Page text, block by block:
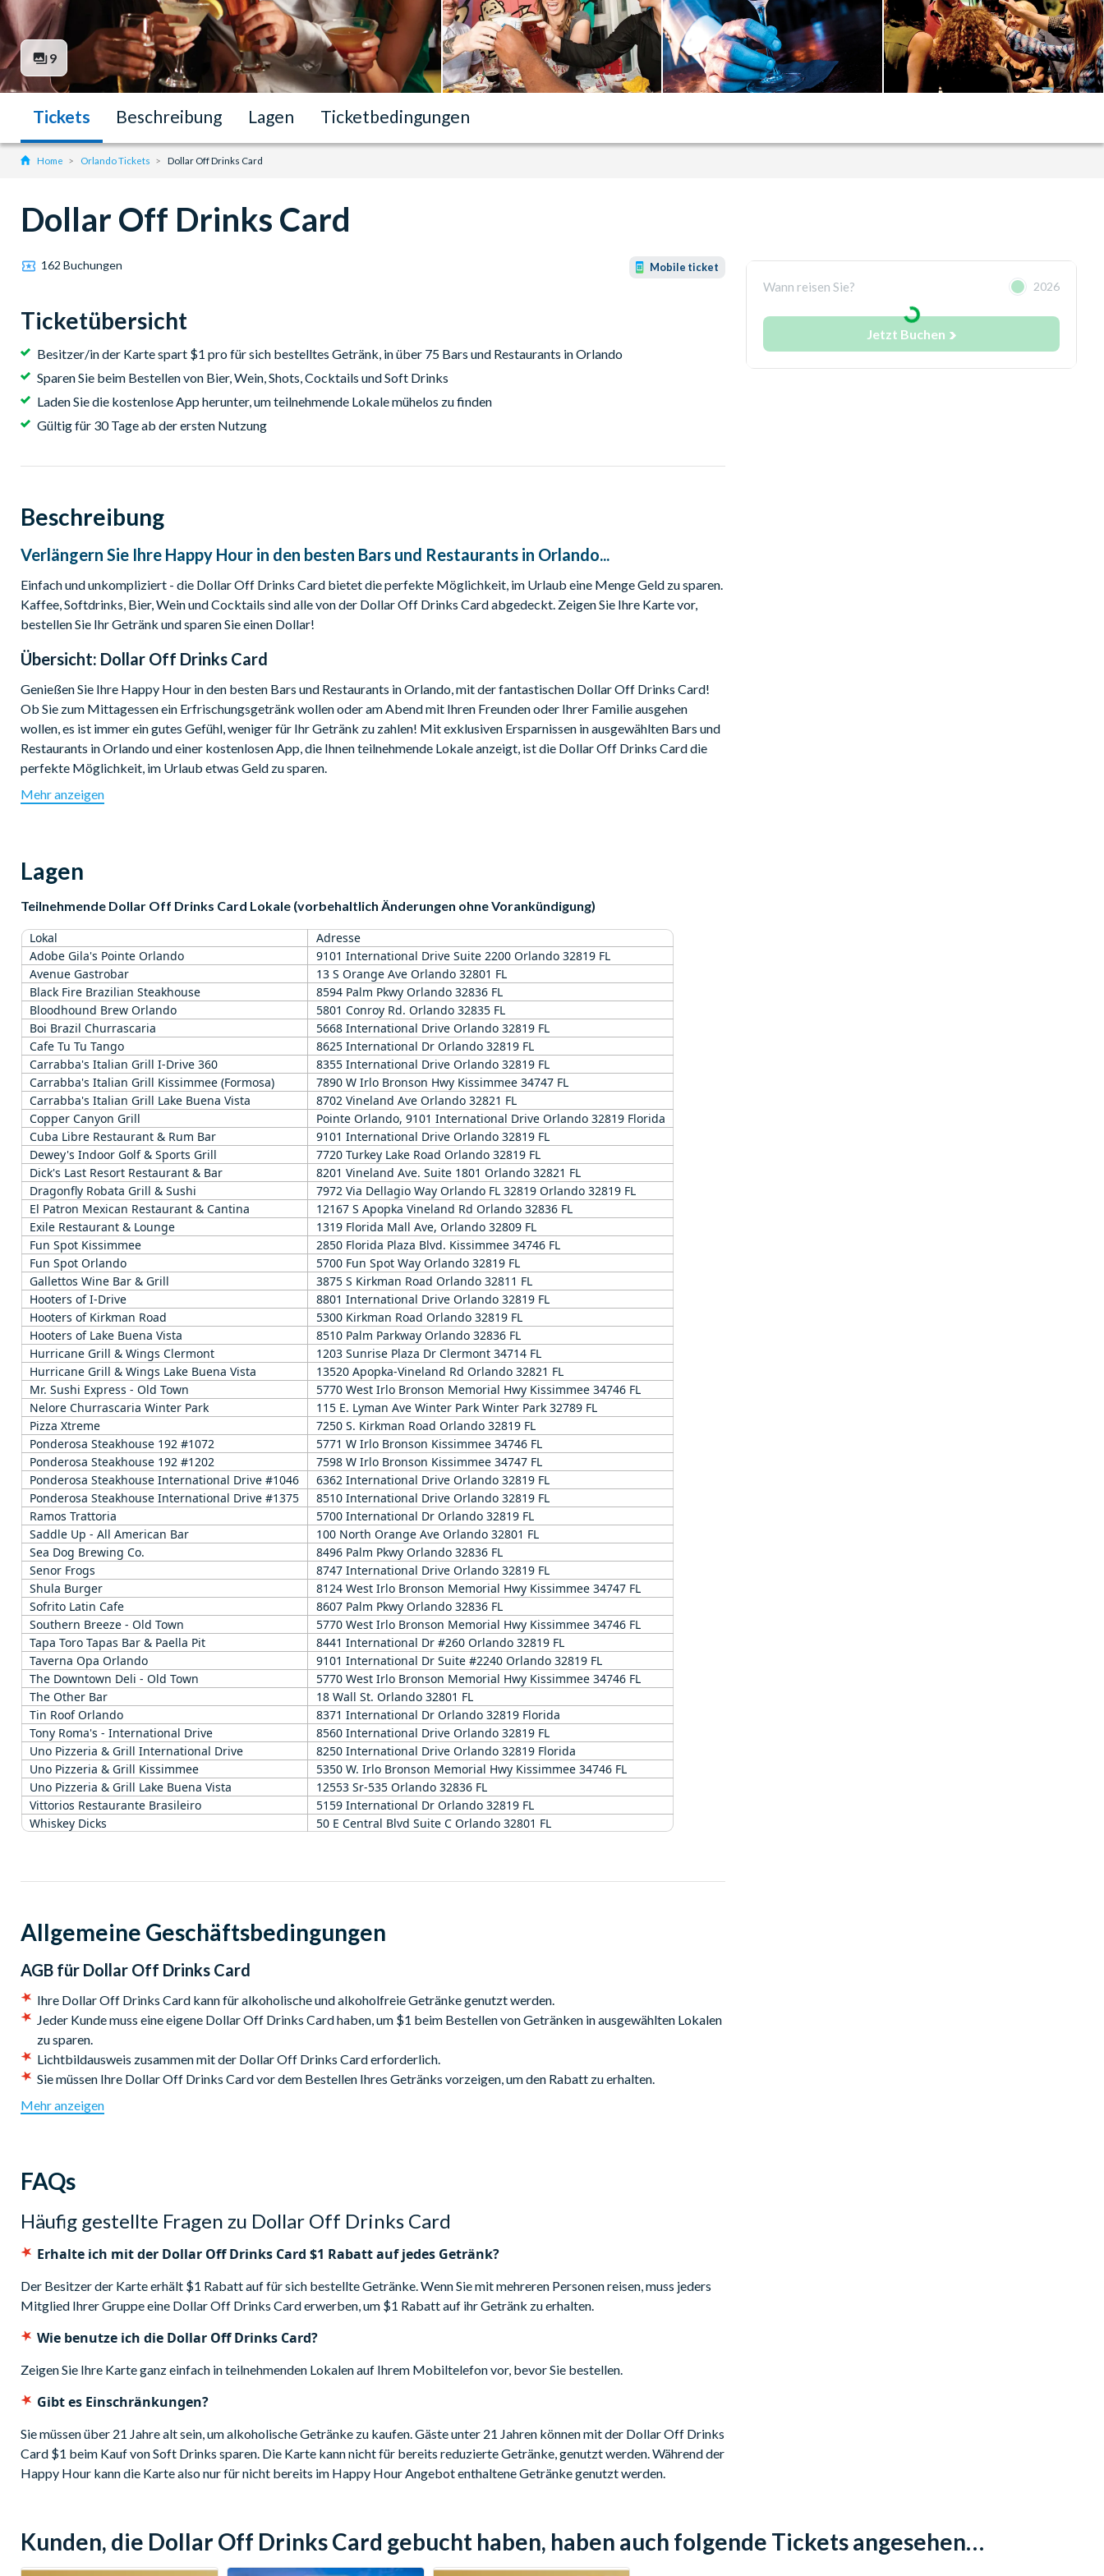
9
Tickets Beschreibung Lagen Ticketbedingungen
Home Orlando Tickets Dollar Off Drinks Card
Dollar Off Drinks Card
162 Buchungen Mobile ticket
Ticketübersicht
Besitzer/in der Karte spart $1 pro für sich bestelltes Getränk, in über 75 Bars und Restaurants in Orlando
Sparen Sie beim Bestellen von Bier, Wein, Shots, Cocktails und Soft Drinks
Laden Sie die kostenlose App herunter, um teilnehmende Lokale mühelos zu finden
Gültig für 30 Tage ab der ersten Nutzung
Wann reisen Sie? 2026
Jetzt Buchen
Beschreibung
Verlängern Sie Ihre Happy Hour in den besten Bars und Restaurants in Orlando...
Einfach und unkompliziert - die Dollar Off Drinks Card bietet die perfekte Möglichkeit, im Urlaub eine Menge Geld zu sparen.
Kaffee, Softdrinks, Bier, Wein und Cocktails sind alle von der Dollar Off Drinks Card abgedeckt. Zeigen Sie Ihre Karte vor,
bestellen Sie Ihr Getränk und sparen Sie einen Dollar!
Übersicht: Dollar Off Drinks Card
Genießen Sie Ihre Happy Hour in den besten Bars und Restaurants in Orlando, mit der fantastischen Dollar Off Drinks Card!
Ob Sie zum Mittagessen ein Erfrischungsgetränk wollen oder am Abend mit Ihren Freunden oder Ihrer Familie ausgehen
wollen, es ist immer ein gutes Gefühl, weniger für Ihr Getränk zu zahlen! Mit exklusiven Ersparnissen in ausgewählten Bars und
Restaurants in Orlando und einer kostenlosen App, die Ihnen teilnehmende Lokale anzeigt, ist die Dollar Off Drinks Card die
perfekte Möglichkeit, im Urlaub etwas Geld zu sparen.
Zeigen Sie Ihre Karte vor und sparen Sie einen Dollar! Die Dollar Off Drinks Card ist in über 75 fantastischen Bars und
sparen Sie drei Dollar. So einfach ist es - wiederholen Sie dies so oft Sie wollen während Ihres Urlaubs!
über 75 teilnehmenden Lokalen in Orlando. Kaufen Sie eine Dollar Off Drinks Karte für jedes Familienmitglied und alle
werden $1 pro Getränk sparen!
Highlights
Der/Die Besitzer/in der Karte spart $1 auf jedes für sich bestellte Getränk in 75 Bars und Restaurants in Orlando
Das Angebot gilt für Bier, Wein, Shots, Cocktails und Softdrinks
Laden Sie die kostenlose App herunter, um teilnehmende Lokale zu finden
Zeigen Sie Ihre Dollar Off Drinks Card vor, bevor Sie Ihr Getränk bestellen
Die Dollar Off Drinks Card ist ab der ersten Nutzung für 30 Tage gültig
Unbegrenztes Sparpotenzial
Mehr anzeigen
Lagen
Teilnehmende Dollar Off Drinks Card Lokale (vorbehaltlich Änderungen ohne Vorankündigung)
Lokal
Adresse
Adobe Gila's Pointe Orlando
9101 International Drive Suite 2200 Orlando 32819 FL
Avenue Gastrobar
13 S Orange Ave Orlando 32801 FL
Black Fire Brazilian Steakhouse
8594 Palm Pkwy Orlando 32836 FL
Bloodhound Brew Orlando
5801 Conroy Rd. Orlando 32835 FL
Boi Brazil Churrascaria
5668 International Drive Orlando 32819 FL
Cafe Tu Tu Tango
8625 International Dr Orlando 32819 FL
Carrabba's Italian Grill I-Drive 360
8355 International Drive Orlando 32819 FL
Carrabba's Italian Grill Kissimmee (Formosa)
7890 W Irlo Bronson Hwy Kissimmee 34747 FL
Carrabba's Italian Grill Lake Buena Vista
8702 Vineland Ave Orlando 32821 FL
Copper Canyon Grill
Pointe Orlando, 9101 International Drive Orlando 32819 Florida
Cuba Libre Restaurant & Rum Bar
9101 International Drive Orlando 32819 FL
Dewey's Indoor Golf & Sports Grill
7720 Turkey Lake Road Orlando 32819 FL
Dick's Last Resort Restaurant & Bar
8201 Vineland Ave. Suite 1801 Orlando 32821 FL
Dragonfly Robata Grill & Sushi
7972 Via Dellagio Way Orlando FL 32819 Orlando 32819 FL
El Patron Mexican Restaurant & Cantina
12167 S Apopka Vineland Rd Orlando 32836 FL
Exile Restaurant & Lounge
1319 Florida Mall Ave, Orlando 32809 FL
Fun Spot Kissimmee
2850 Florida Plaza Blvd. Kissimmee 34746 FL
Fun Spot Orlando
5700 Fun Spot Way Orlando 32819 FL
Gallettos Wine Bar & Grill
3875 S Kirkman Road Orlando 32811 FL
Hooters of I-Drive
8801 International Drive Orlando 32819 FL
Hooters of Kirkman Road
5300 Kirkman Road Orlando 32819 FL
Hooters of Lake Buena Vista
8510 Palm Parkway Orlando 32836 FL
Hurricane Grill & Wings Clermont
1203 Sunrise Plaza Dr Clermont 34714 FL
Hurricane Grill & Wings Lake Buena Vista
13520 Apopka-Vineland Rd Orlando 32821 FL
Mr. Sushi Express - Old Town
5770 West Irlo Bronson Memorial Hwy Kissimmee 34746 FL
Nelore Churrascaria Winter Park
115 E. Lyman Ave Winter Park Winter Park 32789 FL
Pizza Xtreme
7250 S. Kirkman Road Orlando 32819 FL
Ponderosa Steakhouse 192 #1072
5771 W Irlo Bronson Kissimmee 34746 FL
Ponderosa Steakhouse 192 #1202
7598 W Irlo Bronson Kissimmee 34747 FL
Ponderosa Steakhouse International Drive #1046
6362 International Drive Orlando 32819 FL
Ponderosa Steakhouse International Drive #1375
8510 International Drive Orlando 32819 FL
Ramos Trattoria
5700 International Dr Orlando 32819 FL
Saddle Up - All American Bar
100 North Orange Ave Orlando 32801 FL
Sea Dog Brewing Co.
8496 Palm Pkwy Orlando 32836 FL
Senor Frogs
8747 International Drive Orlando 32819 FL
Shula Burger
8124 West Irlo Bronson Memorial Hwy Kissimmee 34747 FL
Sofrito Latin Cafe
8607 Palm Pkwy Orlando 32836 FL
Southern Breeze - Old Town
5770 West Irlo Bronson Memorial Hwy Kissimmee 34746 FL
Tapa Toro Tapas Bar & Paella Pit
8441 International Dr #260 Orlando 32819 FL
Taverna Opa Orlando
9101 International Dr Suite #2240 Orlando 32819 FL
The Downtown Deli - Old Town
5770 West Irlo Bronson Memorial Hwy Kissimmee 34746 FL
The Other Bar
18 Wall St. Orlando 32801 FL
Tin Roof Orlando
8371 International Dr Orlando 32819 Florida
Tony Roma's - International Drive
8560 International Drive Orlando 32819 FL
Uno Pizzeria & Grill International Drive
8250 International Drive Orlando 32819 Florida
Uno Pizzeria & Grill Kissimmee
5350 W. Irlo Bronson Memorial Hwy Kissimmee 34746 FL
Uno Pizzeria & Grill Lake Buena Vista
12553 Sr-535 Orlando 32836 FL
Vittorios Restaurante Brasileiro
5159 International Dr Orlando 32819 FL
Whiskey Dicks
50 E Central Blvd Suite C Orlando 32801 FL
Allgemeine Geschäftsbedingungen
AGB für Dollar Off Drinks Card
Ihre Dollar Off Drinks Card kann für alkoholische und alkoholfreie Getränke genutzt werden.
Jeder Kunde muss eine eigene Dollar Off Drinks Card haben, um $1 beim Bestellen von Getränken in ausgewählten Lokalen
zu sparen.
Lichtbildausweis zusammen mit der Dollar Off Drinks Card erforderlich.
Sie müssen Ihre Dollar Off Drinks Card vor dem Bestellen Ihres Getränks vorzeigen, um den Rabatt zu erhalten.
Discounts nicht bei speziellen Getränkangeboten oder bei zur Happy Hour reduzierten Getränken gültig.
Die Dollar Off Drinks Card ist nicht übertragbar und kann nur von einer Person genutzt werden. Teilnehmende Restaurants
Mehr anzeigen
FAQs
Häufig gestellte Fragen zu Dollar Off Drinks Card
Erhalte ich mit der Dollar Off Drinks Card $1 Rabatt auf jedes Getränk?
Der Besitzer der Karte erhält $1 Rabatt auf für sich bestellte Getränke. Wenn Sie mit mehreren Personen reisen, muss jeders
Mitglied Ihrer Gruppe eine Dollar Off Drinks Card erwerben, um $1 Rabatt auf ihr Getränk zu erhalten.
Wie benutze ich die Dollar Off Drinks Card?
Zeigen Sie Ihre Karte ganz einfach in teilnehmenden Lokalen auf Ihrem Mobiltelefon vor, bevor Sie bestellen.
Gibt es Einschränkungen?
Sie müssen über 21 Jahre alt sein, um alkoholische Getränke zu kaufen. Gäste unter 21 Jahren können mit der Dollar Off Drinks
Card $1 beim Kauf von Soft Drinks sparen. Die Karte kann nicht für bereits reduzierte Getränke, genutzt werden. Während der
Happy Hour kann die Karte also nur für nicht bereits im Happy Hour Angebot enthaltene Getränke genutzt werden.
Kunden, die Dollar Off Drinks Card gebucht haben, haben auch folgende Tickets angesehen…